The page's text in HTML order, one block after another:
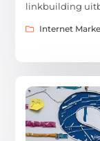
linkbuilding
Internet